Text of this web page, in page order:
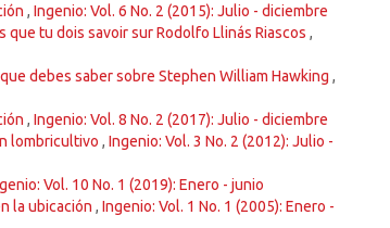
, Ingenio: Vol. 6 No. 2 (2015): Julio - diciembre
que tu dois savoir sur Rodolfo Llinás Riascos ,
debes saber sobre Stephen William Hawking ,
, Ingenio: Vol. 8 No. 2 (2017): Julio - diciembre
lombricultivo , Ingenio: Vol. 3 No. 2 (2012): Julio -
Vol. 10 No. 1 (2019): Enero - junio
la ubicación , Ingenio: Vol. 1 No. 1 (2005): Enero -